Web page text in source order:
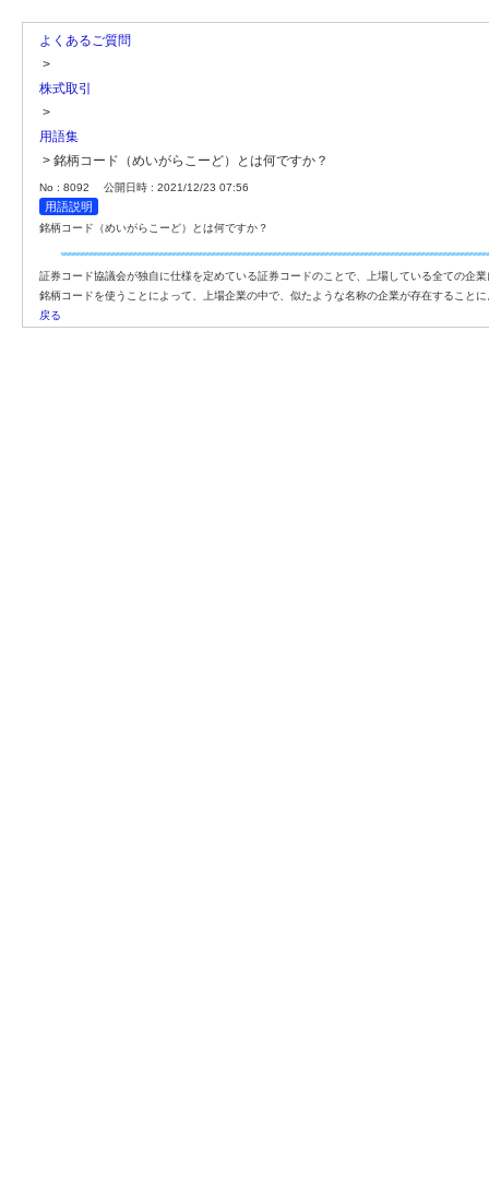
よくあるご質問
>
株式取引
>
用語集
> 銘柄コード（めいがらこーど）とは何ですか？
No : 8092 公開日時 : 2021/12/23 07:56
用語説明
銘柄コード（めいがらこーど）とは何ですか？
証券コード協議会が独自に仕様を定めている証券コードのことで、上場している全ての企
銘柄コードを使うことによって、上場企業の中で、似たような名称の企業が存在すること
戻る